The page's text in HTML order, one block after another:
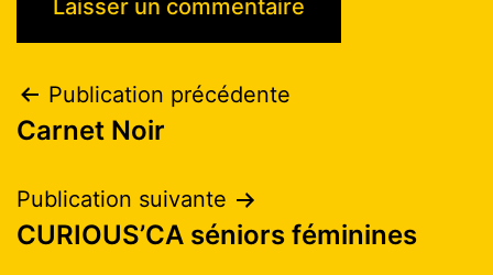
Publication précédente
Carnet Noir
Publication suivante
CURIOUS’CA séniors féminines